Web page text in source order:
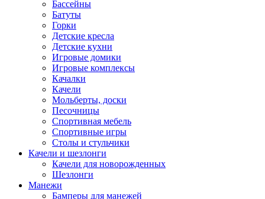
Бассейны
Батуты
Горки
Детские кресла
Детские кухни
Игровые домики
Игровые комплексы
Качалки
Качели
Мольберты, доски
Песочницы
Спортивная мебель
Спортивные игры
Столы и стульчики
Качели и шезлонги
Качели для новорожденных
Шезлонги
Манежи
Бамперы для манежей